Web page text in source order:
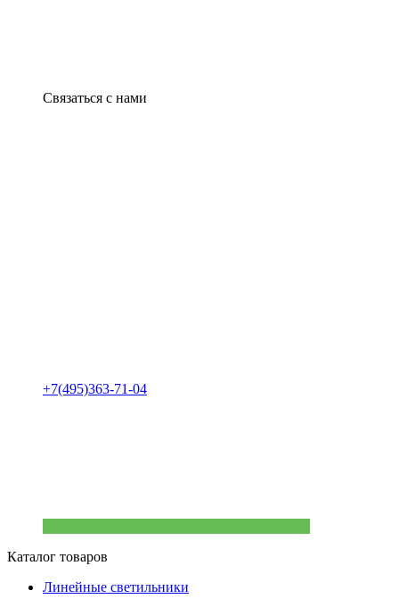
Связаться с нами
+7(495)363-71-04
Каталог товаров
Линейные светильники